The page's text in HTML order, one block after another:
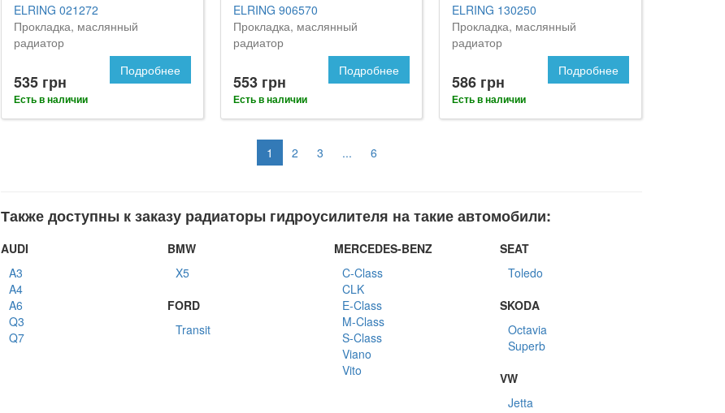
ELRING 021272
Прокладка, маслянный
радиатор
535 грн
Есть в наличии
Подробнее
ELRING 906570
Прокладка, маслянный
радиатор
553 грн
Есть в наличии
Подробнее
ELRING 130250
Прокладка, маслянный
радиатор
586 грн
Есть в наличии
Подробнее
1 2 3 ... 6
Также доступны к заказу радиаторы гидроусилителя на такие автомобили:
AUDI
A3
A4
A6
Q3
Q7
BMW
X5
FORD
Transit
MERCEDES-BENZ
C-Class
CLK
E-Class
M-Class
S-Class
Viano
Vito
SEAT
Toledo
SKODA
Octavia
Superb
VW
Jetta